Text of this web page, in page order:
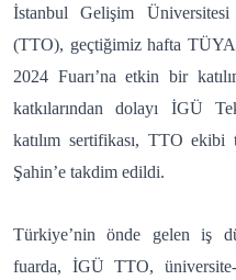
İstanbul Gelişim
(TTO), geçtiğimiz hafta
2024 Fuarı’na etkin bir
katkılarından dolayı İGÜ
katılım sertifikası, TTO
Şahin’e takdim edildi.
Türkiye’nin önde gelen iş
fuarda, İGÜ TTO,